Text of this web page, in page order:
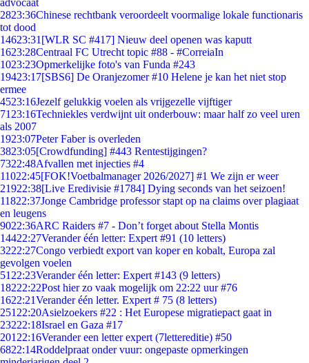
advocaat
2823:36Chinese rechtbank veroordeelt voormalige lokale functionaris
tot dood
14623:31 [WLR SC #417] Nieuw deel openen was kaputt
1623:28Centraal FC Utrecht topic #88 - #CorreiaIn
1023:23Opmerkelijke foto's van Funda #243
19423:17[SBS6] De Oranjezomer #10 Helene je kan het niet stop
ermee
4523:16Jezelf gelukkig voelen als vrijgezelle vijftiger
71 23:16Techniekles verdwijnt uit onderbouw: maar half zo veel uren
als 2007
1923:07Peter Faber is overleden
3823:05[Crowdfunding] #443 Rentestijgingen?
7322:48Afvallen met injecties #4
11022:45[FOK!Voetbalmanager 2026/2027] #1 We zijn er weer
21922:38[Live Eredivisie #1784] Dying seconds van het seizoen!
11822:37Jonge Cambridge professor stapt op na claims over plagiaat
en leugens
9022:36ARC Raiders #7 - Don’t forget about Stella Montis
14422:27Verander één letter: Expert #91 (10 letters)
3222:27Congo verbiedt export van koper en kobalt, Europa zal
gevolgen voelen
51 22:23Verander één letter: Expert #143 (9 letters)
18222:22Post hier zo vaak mogelijk om 22:22 uur #76
1622:21Verander één letter. Expert # 75 (8 letters)
251 22:20Asielzoekers #22 : Het Europese migratiepact gaat in
23222:18Israel en Gaza #17
201 22:16Verander een letter expert (7lettereditie) #50
6822:14Roddelpraat onder vuur: ongepaste opmerkingen